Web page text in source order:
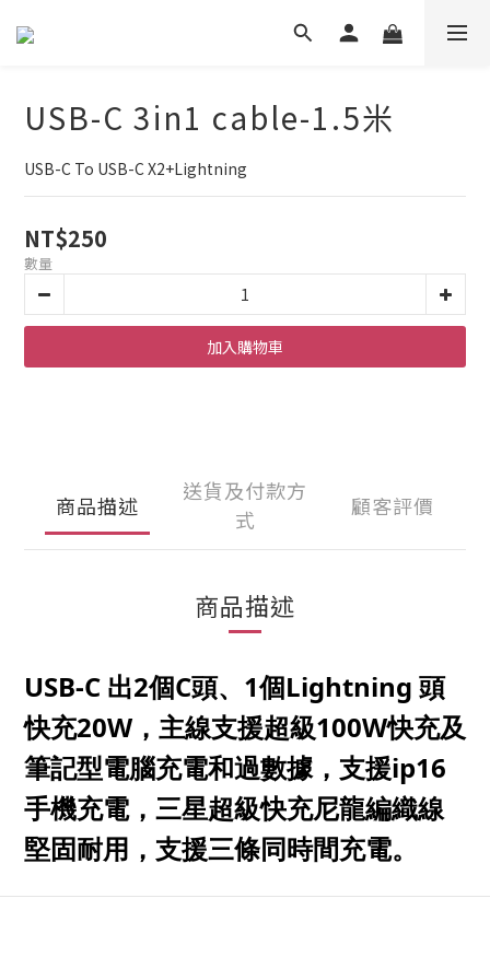
USB-C 3in1 cable-1.5米
USB-C To USB-C X2+Lightning
NT$250
數量
加入購物車
商品描述
送貨及付款方
式
顧客評價
商品描述
USB-C 出2個C頭、1個Lightning 頭
快充20W， 主線支援超級100W快充及
筆記型電腦充電和過數據， 支援ip16
手機充電， 三星超級快充尼龍編織線
堅固耐用 ， 支援三條同時間充電。